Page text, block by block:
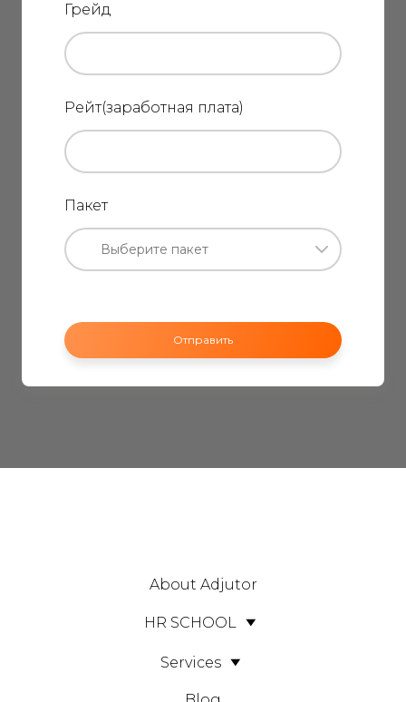
Грейд
Рейт(заработная плата)
Пакет
Отправить
About Adjutor
HR SCHOOL
Services